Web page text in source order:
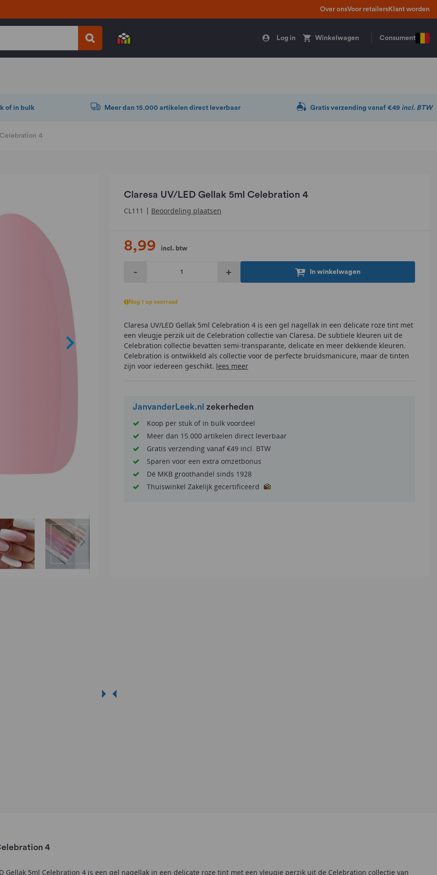
Over onsVoor retailers Klant worden
Log in Winkelwagen Consument
of in bulk Meer dan 15.000 artikelen direct leverbaar Gratis verzending vanaf €49 incl. BTW
4
Claresa UV/LED Gellak 5ml Celebration 4
CL111 Beoordeling plaatsen
Nog 1 op voorraad
8,99 incl. btw
- + In winkelwagen
Claresa UV/LED Gellak 5ml Celebration 4 is een gel nagellak in een delicate roze tint met
een vleugje perzik uit de Celebration collectie van Claresa. De subtiele kleuren uit de
Celebration collectie bevatten semi-transparante, delicate en meer dekkende kleuren.
Celebration is ontwikkeld als collectie voor de perfecte bruidsmanicure, maar de tinten
zijn voor iedereen geschikt. lees meer
JanvanderLeek.nl zekerheden
Koop per stuk of in bulk voordeel
Meer dan 15.000 artikelen direct leverbaar
Gratis verzending vanaf €49 incl. BTW
Sparen voor een extra omzetbonus
Dé MKB groothandel sinds 1928
Thuiswinkel Zakelijk gecertificeerd
4
Gellak 5ml Celebration 4 is een gel nagellak in een delicate roze tint met een vleugje perzik uit de Celebration collectie van